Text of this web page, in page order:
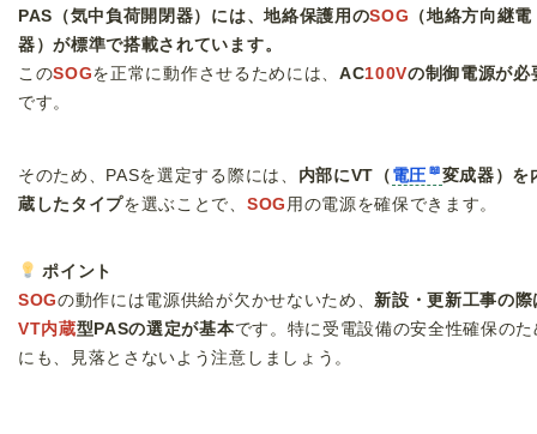
PAS（気中負荷開閉器）には、地絡保護用のSOG （地絡方向継電
器）が標準で搭載されています。
このSOGを正常に動作させるためには、 AC100Vの制御電源が必
です。
そのため、PASを選定する際には、 内部にVT（ 電圧
変成器）を
蔵したタイプを選ぶことで、 SOG 用の電源を確保できます。
ポイント
SOGの動作には電源供給が欠かせないため、 新設・更新工事の際
VT内蔵型PASの選定が基本です。特に受電設備の安全性確保のた
にも、見落とさないよう注意しましょう。